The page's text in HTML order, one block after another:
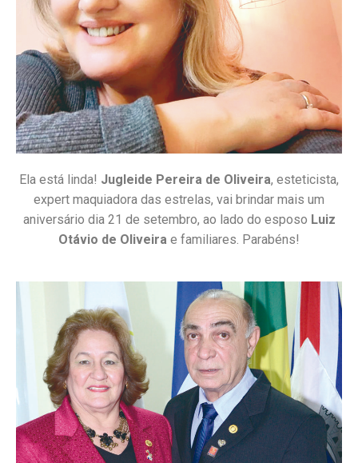
Ela está linda! Jugleide Pereira de Oliveira, esteticista,
expert maquiadora das estrelas, vai brindar mais um
aniversário dia 21 de setembro, ao lado do esposo Luiz
Otávio de Oliveira e familiares. Parabéns!